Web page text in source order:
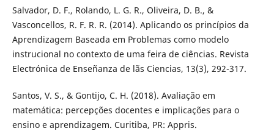
Salvador, D. F., Rolando, L. G. R., Oliveira, D. B., &
Vasconcellos, R. F. R. R. (2014). Aplicando os princípios da
Aprendizagem Baseada em Problemas como modelo
instrucional no contexto de uma feira de ciências. Revista
Electrónica de Enseñanza de lãs Ciencias, 13(3), 292-317.
Santos, V. S., & Gontijo, C. H. (2018). Avaliação em
matemática: percepções docentes e implicações para o
ensino e aprendizagem. Curitiba, PR: Appris.